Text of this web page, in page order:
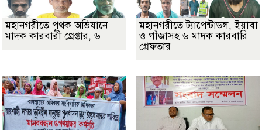
মহানগরীতে পৃথক অভিযানে
মাদক কারবারী গ্রেপ্তার, ৬
মহানগরীতে ট্যাপেন্টাডল, ইয়াবা
ও গাঁজাসহ ৬ মাদক কারবারি
গ্রেফতার